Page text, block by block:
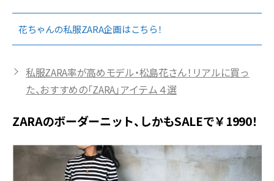
花ちゃんの私服ZARA企画はこちら！
私服ZARA率が高めモデル・松島花さん！リアルに買っ
た、おすすめの「ZARA」アイテム４選
ZARAのボーダーニット、しかもSALEで￥1990！